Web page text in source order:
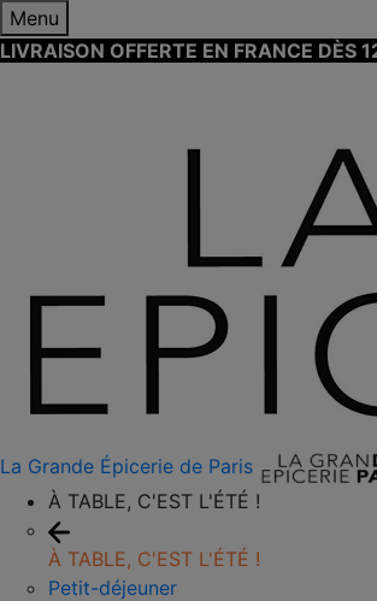
Menu
LIVRAISON OFFERTE EN FRANCE DÈS
La Grande Épicerie de Paris
À TABLE, C'EST L'ÉTÉ !
À TABLE, C'EST L'ÉTÉ !
Petit-déjeuner